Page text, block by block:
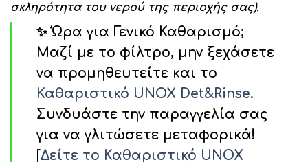
σκληρότητα του νερού της περιοχής σας).
✨ Ώρα για Γενικό Καθαρισμό;
Μαζί με το φίλτρο, μην ξεχάσετε
να προμηθευτείτε και το
Καθαριστικό UNOX Det&Rinse.
Συνδυάστε την παραγγελία σας
για να γλιτώσετε μεταφορικά!
[Δείτε τo Καθαριστικό UNOX